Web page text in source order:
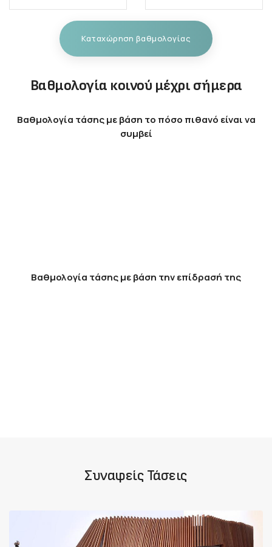
Καταχώρηση βαθμολογίας
Βαθμολογία κοινού μέχρι σήμερα
Βαθμολογία τάσης με βάση το πόσο πιθανό είναι να
συμβεί
Βαθμολογία τάσης με βάση την επίδρασή της
Συναφείς Τάσεις